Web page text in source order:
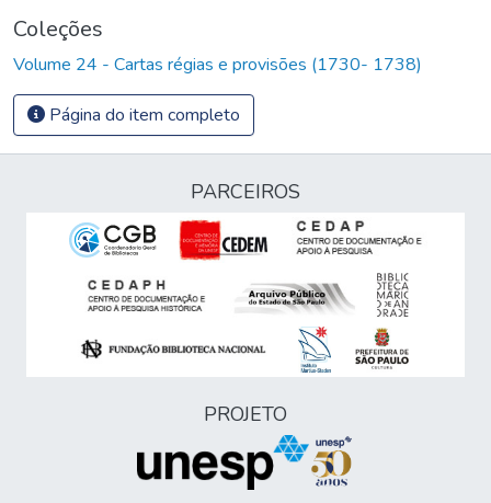
Coleções
Volume 24 - Cartas régias e provisões (1730- 1738)
Página do item completo
PARCEIROS
PROJETO